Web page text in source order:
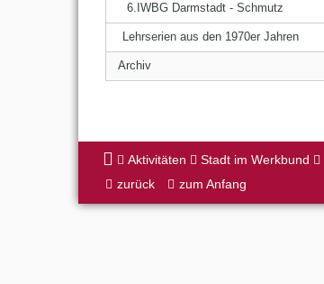
6.IWBG Darmstadt - Schmutz
Lehrserien aus den 1970er Jahren
Archiv
Aktivitäten Stadt im Werkbund
zurück
zum Anfang